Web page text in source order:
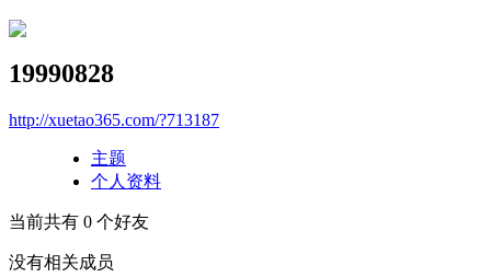
19990828
http://xuetao365.com/?713187
主题
个人资料
当前共有 0 个好友
没有相关成员